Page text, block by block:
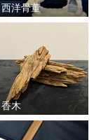
西洋骨董
香木